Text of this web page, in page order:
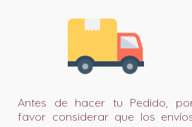
Antes de hacer tu Pedido,
favor considerar que los